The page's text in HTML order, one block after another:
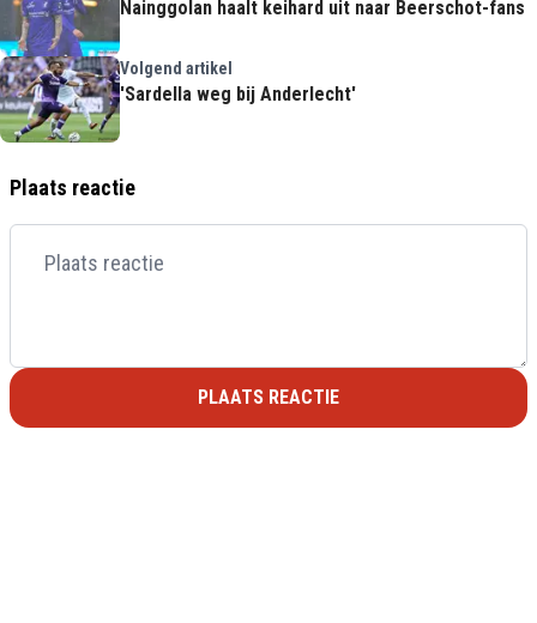
Nainggolan haalt keihard uit naar Beerschot-fans
Volgend artikel
'Sardella weg bij Anderlecht'
Plaats reactie
PLAATS REACTIE